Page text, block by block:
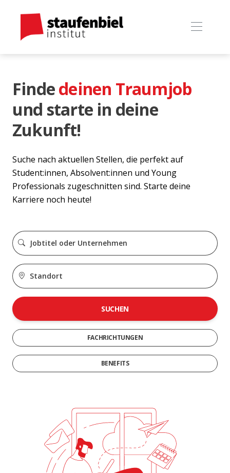
Findedeinen Traumjob
und starte in deine
Zukunft!
Suche nach aktuellen Stellen, die perfekt auf
Student:innen, Absolvent:innen und Young
Professionals zugeschnitten sind. Starte deine
Karriere noch heute!
SUCHEN
FACHRICHTUNGEN
BENEFITS